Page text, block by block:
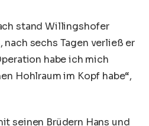
stand Willingshofer
nach sechs Tagen verließ er
habe ich mich
Hohlraum im Kopf habe“,